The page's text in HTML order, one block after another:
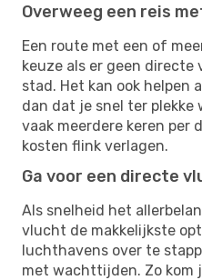
Overweeg een reis
Een route met een of
keuze als er geen
stad. Het kan ook helpen
dan dat je snel ter plekke
vaak meerdere keren per
kosten flink verlagen.
Ga voor een directe
Als snelheid het
vlucht de makkelijkste
luchthavens over te
met wachttijden. Zo kom